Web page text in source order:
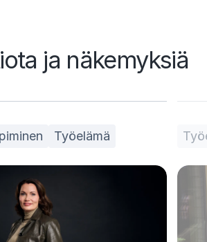
ja näkemyksiä
Työelämä